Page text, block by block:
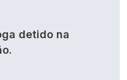
detido na